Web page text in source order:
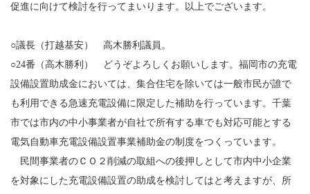
促進に向けて検討を行ってまいります。以上でございます。
○議長（打越基安） 高木勝利議員。
○24番（高木勝利） どうぞよろしくお願いします。福岡市の充電
設備設置助成金においては、集合住宅を除いては一般市民が誰で
も利用できる急速充電設備に限定した補助を行っています。千葉
市では市内の中小事業者が自社で所有する車でも対応可能とする
電気自動車充電設備設置事業補助金の制度をつくっています。
民間事業者のＣＯ２削減の取組への後押しとして市内中小企業
を対象にした充電設備設置の助成を検討してはと考えますが、所